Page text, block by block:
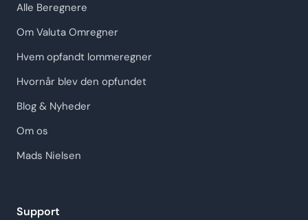
Alle Beregnere
Om Valuta Omregner
Hvem opfandt lommeregner
Hvornår blev den opfundet
Blog & Nyheder
Om os
Mads Nielsen
Support